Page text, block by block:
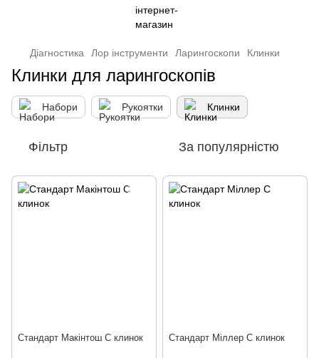
Діагностика Лор інструменти Ларингоскопи Клинки
Клинки для ларингоскопів
Набори Рукоятки Клинки
Фільтр За популярністю
Cтандарт Макінтош C клинок Cтандарт Міллер C клинок